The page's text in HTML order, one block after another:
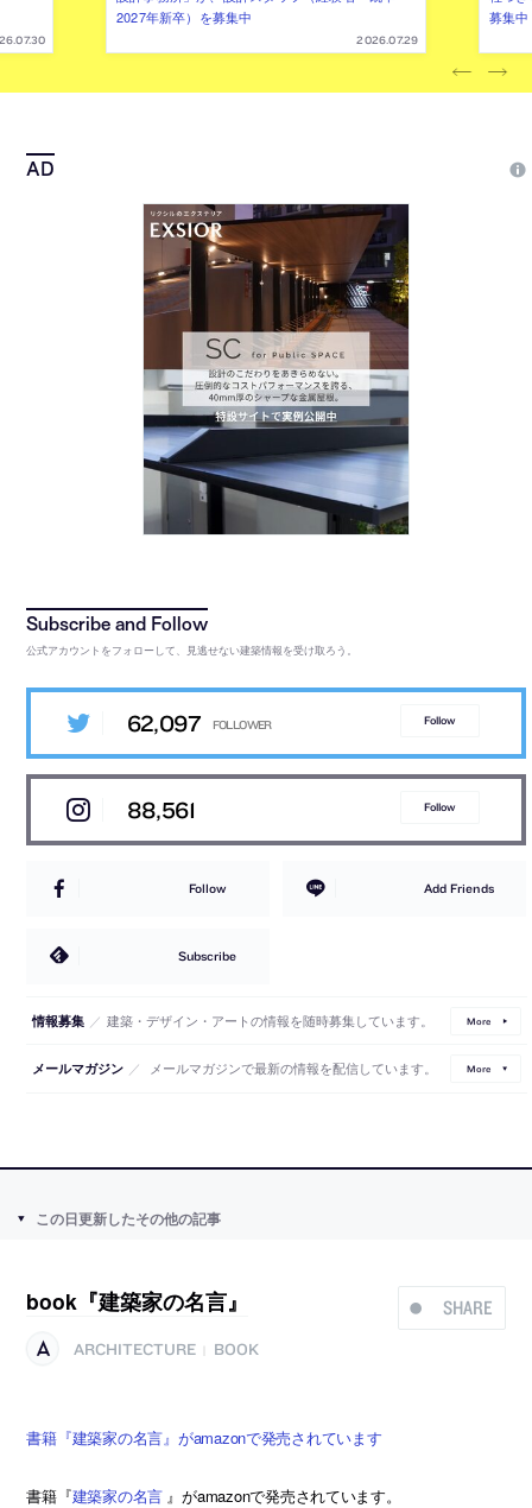
2027年新卒）を募集中
2026.07.29
募集中
公式アカウントをフォローして、見逃せない建築情報を受け取ろう。
62,097 Follow
88,561 Follow
Follow Add Friends
Subscribe
情報募集 ／ 建築・デザイン・アートの情報を随時募集しています。 More
メールマガジン ／ メールマガジンで最新の情報を配信しています。 More
この日更新したその他の記事
SHARE
book『建築家の名言』
ARCHITECTURE BOOK
書籍『建築家の名言』がamazonで発売されています
書籍『建築家の名言 』がamazonで発売されています。